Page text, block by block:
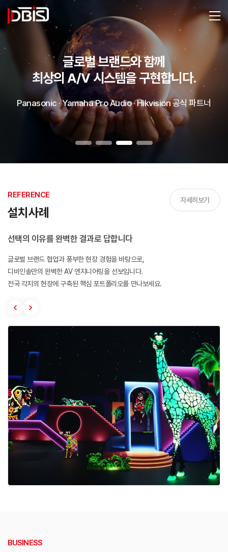
글로벌 브랜드와 함께
최상의 A/V 시스템을 구현합니다.
Panasonic · Yamaha Pro Audio · Hikvision 공식 파트너
REFERENCE
설치사례
선택의 이유를 완벽한 결과로 답합니다
글로벌 브랜드 협업과 풍부한 현장 경험을 바탕으로,
디비인솔만의 완벽한 AV 엔지니어링을 선보입니다.
전국 각지의 현장에 구축된 핵심 포트폴리오를 만나보세요.
자세히보기
BUSINESS